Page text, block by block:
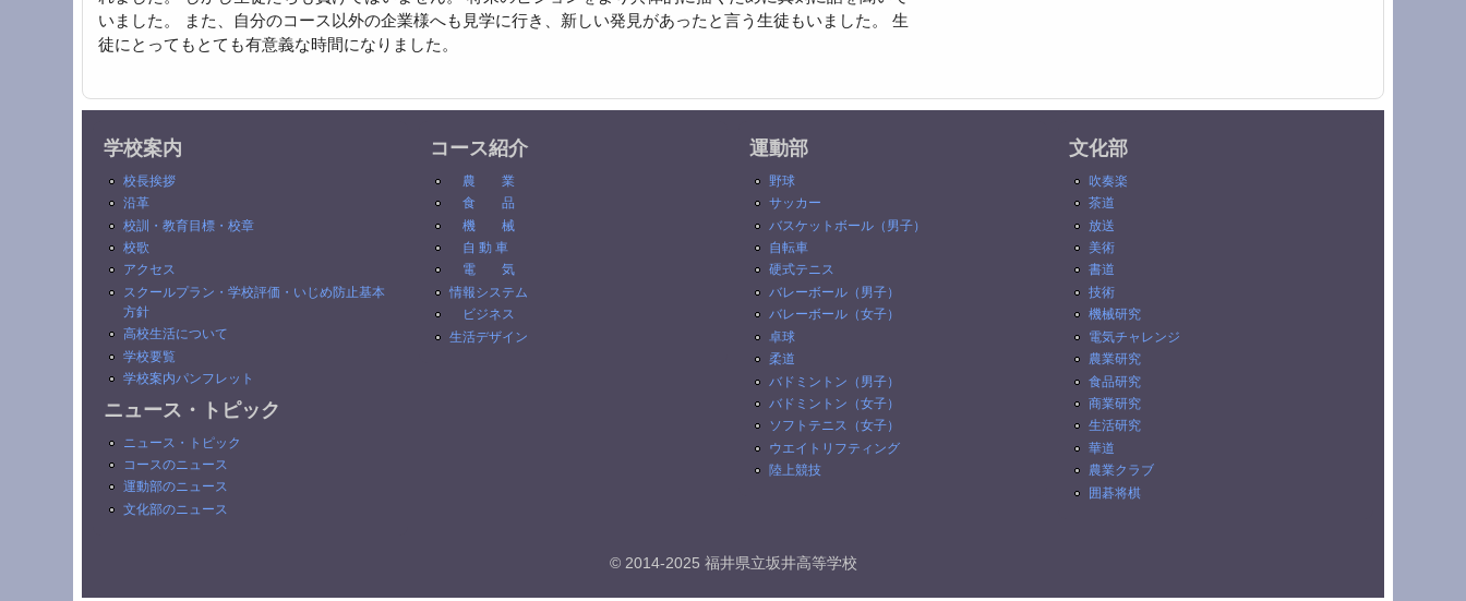
いました。 また、自分のコース以外の企業様へも見学に行き、新しい発見があったと言う生徒もいました。 生
徒にとってもとても有意義な時間になりました。
学校案内
校長挨拶
沿革
校訓・教育目標・校章
校歌
アクセス
スクールプラン・学校評価・いじめ防止基本
方針
高校生活について
学校要覧
学校案内パンフレット
ニュース・トピック
ニュース・トピック
コースのニュース
運動部のニュース
文化部のニュース
コース紹介
農 業
食 品
機 械
自 動 車
電 気
情報システム
ビジネス
生活デザイン
運動部
野球
サッカー
バスケットボール（男子）
自転車
硬式テニス
バレーボール（男子）
バレーボール（女子）
卓球
柔道
バドミントン（男子）
バドミントン（女子）
ソフトテニス（女子）
ウエイトリフティング
陸上競技
文化部
吹奏楽
茶道
放送
美術
書道
技術
機械研究
電気チャレンジ
農業研究
食品研究
商業研究
生活研究
華道
農業クラブ
囲碁将棋
© 2014-2025 福井県立坂井高等学校